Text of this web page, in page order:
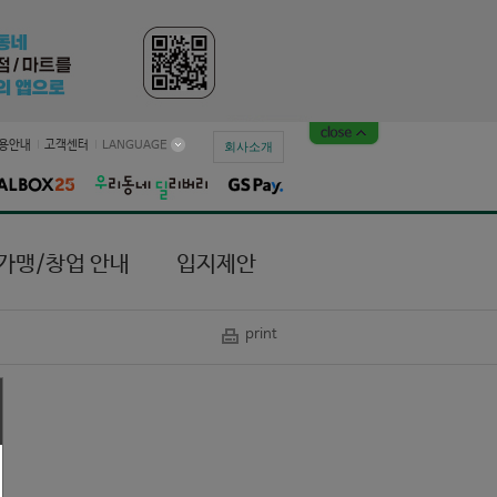
안내 고객센터 LANGUAGE 회사소개
맹/창업 안내 입지제안
print